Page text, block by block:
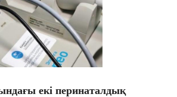
екі перинаталдық